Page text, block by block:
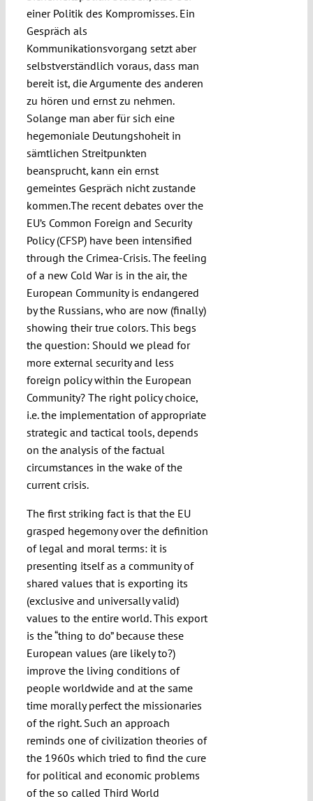
einer Politik des Kompromisses. Ein
Gespräch als
Kommunikationsvorgang setzt aber
selbstverständlich voraus, dass man
bereit ist, die Argumente des anderen
zu hören und ernst zu nehmen.
Solange man aber für sich eine
hegemoniale Deutungshoheit in
sämtlichen Streitpunkten
beansprucht, kann ein ernst
gemeintes Gespräch nicht zustande
kommen.The recent debates over the
EU’s Common Foreign and Security
Policy (CFSP) have been intensified
through the Crimea-Crisis. The feeling
of a new Cold War is in the air, the
European Community is endangered
by the Russians, who are now (finally)
showing their true colors. This begs
the question: Should we plead for
more external security and less
foreign policy within the European
Community? The right policy choice,
i.e. the implementation of appropriate
strategic and tactical tools, depends
on the analysis of the factual
circumstances in the wake of the
current crisis.
The first striking fact is that the EU
grasped hegemony over the definition
of legal and moral terms: it is
presenting itself as a community of
shared values that is exporting its
(exclusive and universally valid)
values to the entire world. This export
is the “thing to do” because these
European values (are likely to?)
improve the living conditions of
people worldwide and at the same
time morally perfect the missionaries
of the right. Such an approach
reminds one of civilization theories of
the 1960s which tried to find the cure
for political and economic problems
of the so called Third World